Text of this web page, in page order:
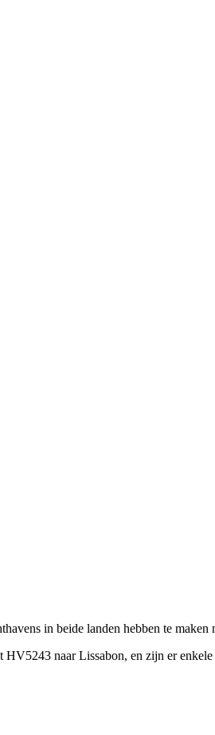
in beide landen hebben te
naar Lissabon, en zijn er